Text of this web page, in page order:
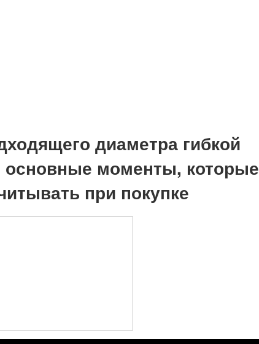
диаметра гибкой
основные моменты, которые
при покупке